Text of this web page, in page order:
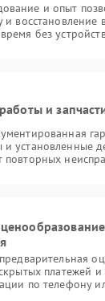
и опыт
и восстановление
без
и
установленные
платежей
по телефону